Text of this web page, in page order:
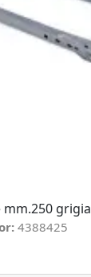
grigia
4388425